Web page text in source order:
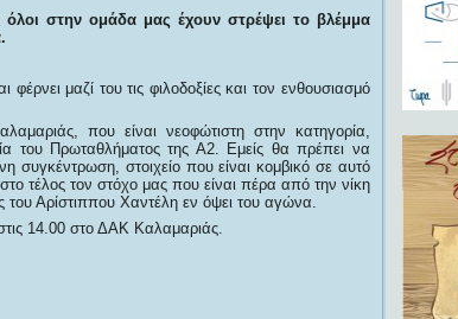
στην ομάδα μας έχουν στρέψει το βλέμμα
μαζί του τις φιλοδοξίες και τον ενθουσιασμό
που είναι νεοφώτιστη στην κατηγορία,
του Πρωταθλήματος της Α2. Εμείς θα πρέπει να
συγκέντρωση, στοιχείο που είναι κομβικό σε αυτό
τέλος τον στόχο μας που είναι πέρα από την νίκη
του Αρίστιππου Χαντέλη εν όψει του αγώνα.
14.00 στο ΔΑΚ Καλαμαριάς.